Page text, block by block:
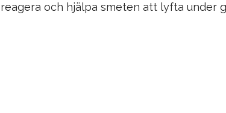
reagera och hjälpa smeten att lyfta under